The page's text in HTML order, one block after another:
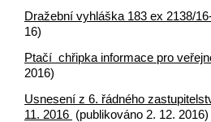
Dražební vyhláška 183 ex 2138/
16)
Ptačí chřipka informace pro
2016)
Usnesení z 6. řádného
11. 2016 (publikováno 2. 12. 2016)